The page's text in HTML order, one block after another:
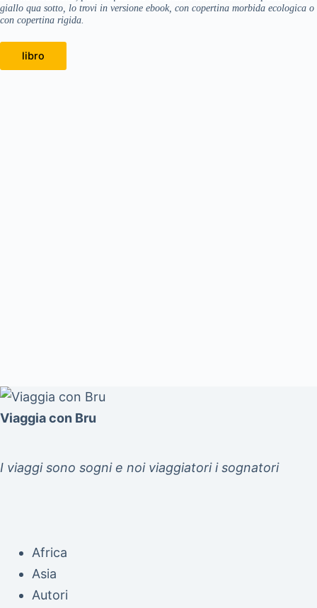
giallo qua sotto, lo trovi in versione ebook, con copertina morbida ecologica o
con copertina rigida.
libro
Viaggia con Bru
I viaggi sono sogni e noi viaggiatori i sognatori
Africa
Asia
Autori